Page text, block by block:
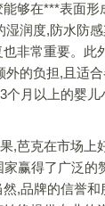
在***表面形
润度,防水防
非常重要。此
的负担,且适
个月以上的婴
克在市场上
赢得了广泛的
,品牌的信誉